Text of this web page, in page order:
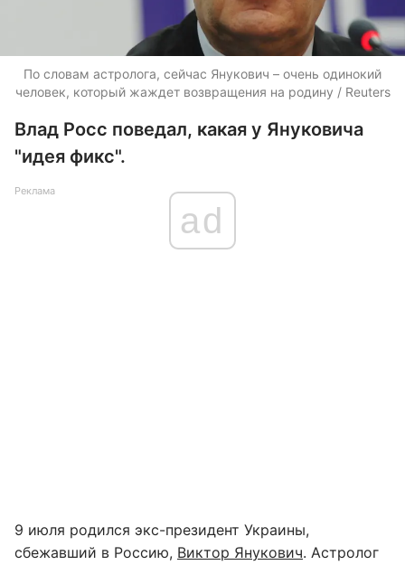
По словам астролога, сейчас Янукович – очень одинокий
человек, который жаждет возвращения на родину / Reuters
Влад Росс поведал, какая у Януковича
"идея фикс".
Реклама
ad
9 июля родился экс-президент Украины,
сбежавший в Россию, Виктор Янукович. Астролог